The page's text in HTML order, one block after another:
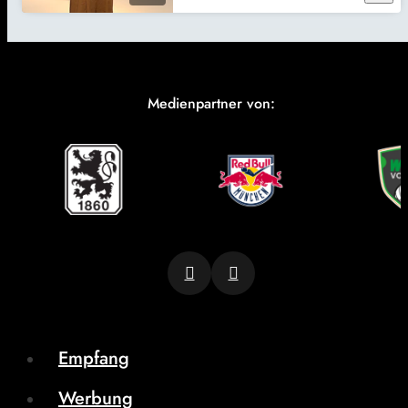
Medienpartner von:
Empfang
Werbung